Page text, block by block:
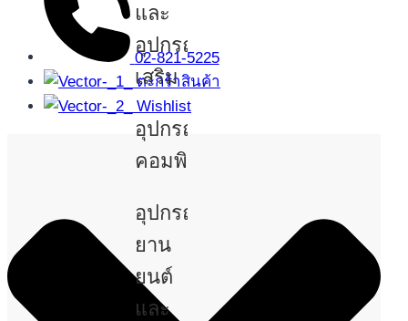
และ
อุปกรณ์
เสริม
อุปกรณ์
คอมพิวเตอร์
อุปกรณ์
ยาน
ยนต์
และ
02-821-5225
ตะกร้าสินค้า
Wishlist